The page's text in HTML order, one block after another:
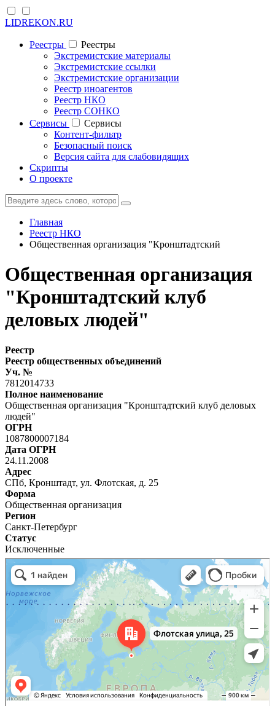
LIDREKON.RU
Реестры
Реестры
Экстремистские материалы
Экстремистские ссылки
Экстремистские организации
Реестр иноагентов
Реестр НКО
Реестр СОНКО
Cервисы
Cервисы
Контент-фильтр
Безопасный поиск
Версия сайта для слабовидящих
Скрипты
О проекте
Главная
Реестр НКО
Общественная организация "Кронштадтский
Общественная организация
"Кронштадтский клуб
деловых людей"
Реестр
Реестр общественных объединений
Уч. №
7812014733
Полное наименование
Общественная организация "Кронштадтский клуб деловых
людей"
ОГРН
1087800007184
Дата ОГРН
24.11.2008
Адрес
СПб, Кронштадт, ул. Флотская, д. 25
Форма
Общественная организация
Регион
Санкт-Петербург
Статус
Исключенные